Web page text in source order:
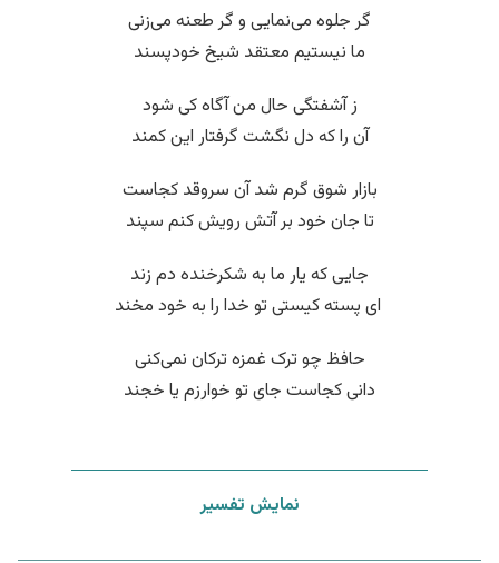
گر جلوه می‌نمایی و گر طعنه می‌زنی
ما نیستیم معتقد شیخ خودپسند
ز آشفتگی حال من آگاه کی شود
آن را که دل نگشت گرفتار این کمند
بازار شوق گرم شد آن سروقد کجاست
تا جان خود بر آتش رویش کنم سپند
جایی که یار ما به شکرخنده دم زند
‌ ای پسته کیستی تو خدا را به خود مخند
حافظ چو ترک غمزه ترکان نمی‌کنی
دانی کجاست جای تو خوارزم یا خجند
نمایش تفسیر